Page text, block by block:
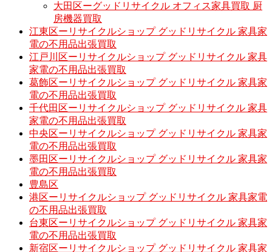
大田区ーグッドリサイクル オフィス家具買取 厨
房機器買取
江東区ーリサイクルショップ グッドリサイクル 家具家
電の不用品出張買取
江戸川区ーリサイクルショップ グッドリサイクル 家具
家電の不用品出張買取
葛飾区ーリサイクルショップ グッドリサイクル 家具家
電の不用品出張買取
千代田区ーリサイクルショップ グッドリサイクル 家具
家電の不用品出張買取
中央区ーリサイクルショップ グッドリサイクル 家具家
電の不用品出張買取
墨田区ーリサイクルショップ グッドリサイクル 家具家
電の不用品出張買取
豊島区
港区ーリサイクルショップ グッドリサイクル 家具家電
の不用品出張買取
台東区ーリサイクルショップ グッドリサイクル 家具家
電の不用品出張買取
新宿区ーリサイクルショップ グッドリサイクル 家具家